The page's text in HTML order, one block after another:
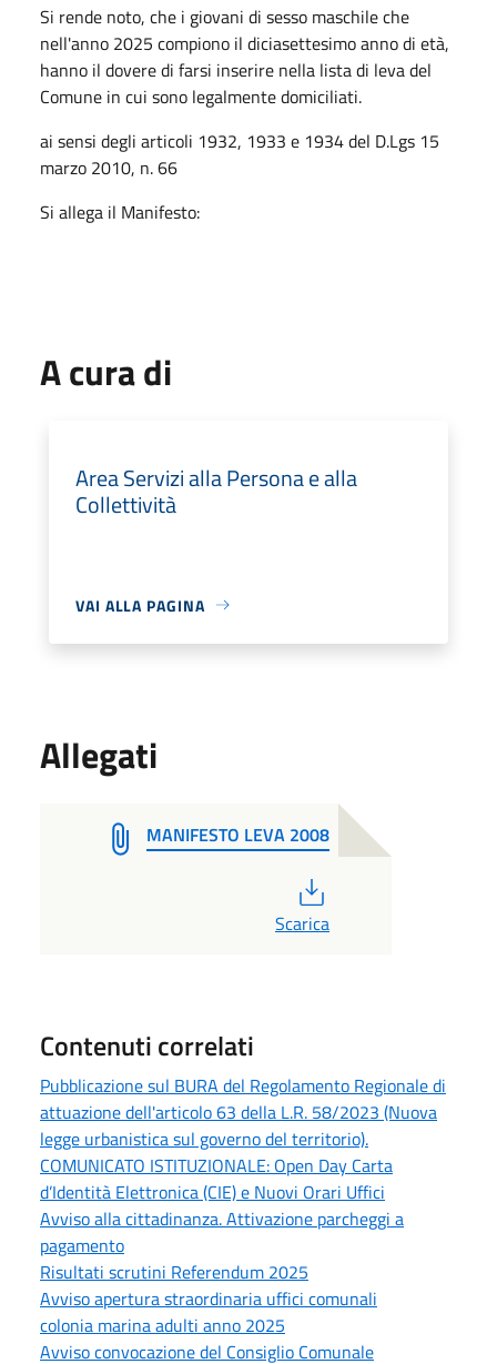
Si rende noto, che i giovani di sesso maschile che
nell'anno 2025 compiono il diciasettesimo anno di età,
hanno il dovere di farsi inserire nella lista di leva del
Comune in cui sono legalmente domiciliati.
ai sensi degli articoli 1932, 1933 e 1934 del D.Lgs 15
marzo 2010, n. 66
Si allega il Manifesto:
A cura di
Area Servizi alla Persona e alla
Collettività
VAI ALLA PAGINA
Allegati
MANIFESTO LEVA 2008
Scarica
Contenuti correlati
Pubblicazione sul BURA del Regolamento Regionale di
attuazione dell'articolo 63 della L.R. 58/2023 (Nuova
legge urbanistica sul governo del territorio).
COMUNICATO ISTITUZIONALE: Open Day Carta
d’Identità Elettronica (CIE) e Nuovi Orari Uffici
Avviso alla cittadinanza. Attivazione parcheggi a
pagamento
Risultati scrutini Referendum 2025
Avviso apertura straordinaria uffici comunali
colonia marina adulti anno 2025
Avviso convocazione del Consiglio Comunale